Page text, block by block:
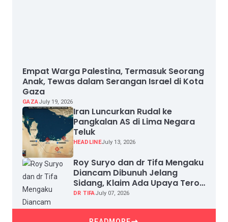
Empat Warga Palestina, Termasuk Seorang
Anak, Tewas dalam Serangan Israel di Kota
Gaza
GAZAJuly 19, 2026
Iran Luncurkan Rudal ke
Pangkalan AS di Lima Negara
Teluk
HEADLINEJuly 13, 2026
Roy Suryo dan dr Tifa Mengaku
Diancam Dibunuh Jelang
Sidang, Klaim Ada Upaya Teror
dan Intimidasi
DR TIFAJuly 07, 2026